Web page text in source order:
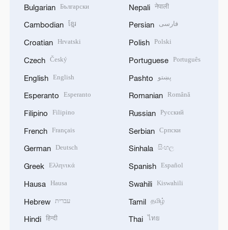
Bulgarian Български
Cambodian ខ្មែរ
Croatian Hrvatski
Czech Český
English English
Esperanto Esperanto
Filipino Filipino
French Français
German Deutsch
Greek Ελληνικά
Hausa Hausa
Hebrew עברית
Hindi हिन्दी
Nepali नेपाली
Persian فارسی
Polish Polski
Portuguese Português
Pashto پښتو
Romanian Română
Russian Русский
Serbian Српски
Sinhala සිංහල
Spanish Español
Swahili Kiswahili
Tamil தமிழ்
Thai ไทย